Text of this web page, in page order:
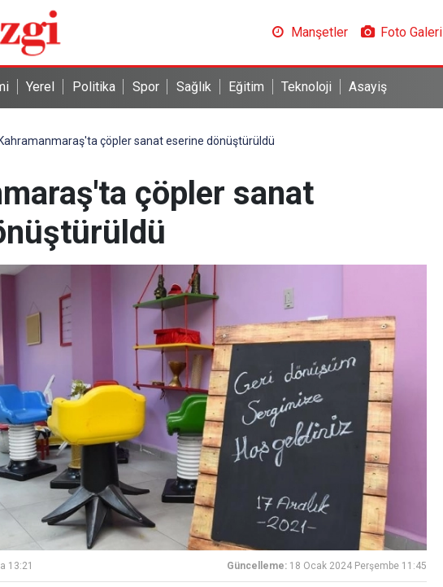
Manşetler Foto Galeri
Yerel Politika Spor Sağlık Eğitim Teknoloji Asayiş
Kahramanmaraş'ta çöpler sanat eserine dönüştürüldü
çöpler sanat
13:21 Güncelleme: 18 Ocak 2024 Perşembe 11:45